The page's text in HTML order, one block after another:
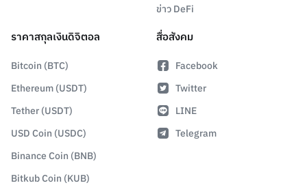
ข่าว DeFi
ราคาสกุลเงินดิจิตอล
Bitcoin (BTC)
Ethereum (USDT)
Tether (USDT)
USD Coin (USDC)
Binance Coin (BNB)
Bitkub Coin (KUB)
สื่อสังคม
Facebook
Twitter
LINE
Telegram